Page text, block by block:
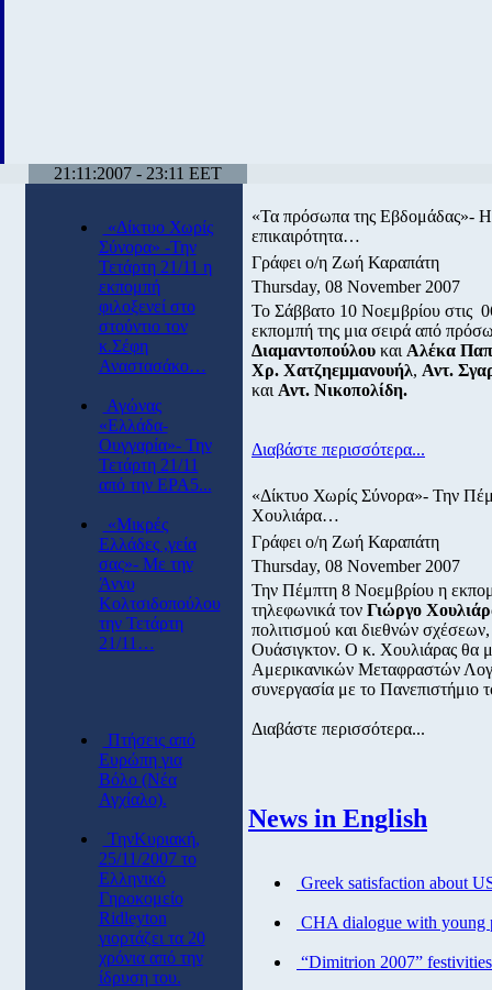
21:11:2007 - 23:11 EET
«Δίκτυο Χωρίς
Σύνορα» -Την
Τετάρτη 21/11 η
εκπομπή
φιλοξενεί στο
στούντιο τον
κ.Σέφη
Αναστασάκο…
Αγώνας
«Ελλάδα-
Ουγγαρία»- Την
Τετάρτη 21/11
από την ΕΡΑ5...
«Μικρές
Ελλάδες ,γεία
σας»- Με την
Άννυ
Κολτσιδοπούλου
την Τετάρτη
21/11…
Πτήσεις από
Eυρώπη για
Βόλο (Νέα
Αγχίαλο).
ΤηνΚυριακή,
25/11/2007 το
Ελληνικό
Γηροκομείο
Ridleyton
γιορτάζει τα 20
χρόνια από την
ίδρυση του.
«Τα πρόσωπα της Εβδομάδας»-
επικαιρότητα…
Γράφει ο/η Ζωή Καραπάτη
Thursday, 08 November 2007
Το Σάββατο 10 Νοεμβρίου στις
εκπομπή της μια σειρά από
Διαμαντοπούλου και Αλέκα
Χρ. Χατζηεμμανουήλ, Αντ.
και Αντ. Νικοπολίδη.
Διαβάστε περισσότερα...
«Δίκτυο Χωρίς Σύνορα»- Την
Χουλιάρα…
Γράφει ο/η Ζωή Καραπάτη
Thursday, 08 November 2007
Την Πέμπτη 8 Νοεμβρίου η
τηλεφωνικά τον Γιώργο
πολιτισμού και διεθνών
Ουάσιγκτον. Ο κ. Χουλιάρας θα
Αμερικανικών Μεταφραστών
συνεργασία με το Πανεπιστήμιο
Διαβάστε περισσότερα...
News in English
Greek satisfaction about
CHA dialogue with young
“Dimitrion 2007”